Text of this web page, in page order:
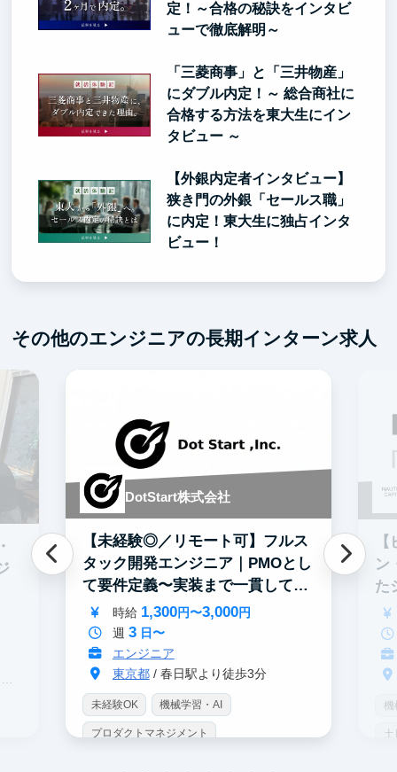
定！～合格の秘訣をインタビ
ューで徹底解明～
「三菱商事」と「三井物産」
にダブル内定！～ 総合商社に
合格する方法を東大生にイン
タビュー ～
【外銀内定者インタビュー】
狭き門の外銀「セールス職」
に内定！東大生に独占インタ
ビュー！
その他のエンジニアの長期インターン求人
DotStart株式会社
【未経験◎／リモート可】フルス
タック開発エンジニア｜PMOとし
て要件定義〜実装まで一貫して担
当
時給 1,300円〜3,000円
週 3日〜
エンジニア
東京都/ 春日駅より徒歩3分
未経験OK 機械学習・AI
プロダクトマネジメント
ン
た
機